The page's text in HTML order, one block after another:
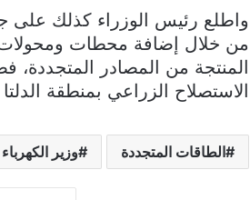
واطلع رئيس الوزراء كذلك على
من خلال إضافة محطات
المنتجة من المصادر المتجددة،
الاستصلاح الزراعي بمنطقة
الطاقات المتجددة وزير الكهرباء